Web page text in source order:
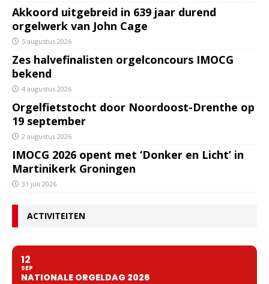
Akkoord uitgebreid in 639 jaar durend
orgelwerk van John Cage
5 augustus 2026
Zes halvefinalisten orgelconcours IMOCG
bekend
4 augustus 2026
Orgelfietstocht door Noordoost-Drenthe op
19 september
2 augustus 2026
IMOCG 2026 opent met ‘Donker en Licht’ in
Martinikerk Groningen
31 juli 2026
ACTIVITEITEN
12
SEP
NATIONALE ORGELDAG 2026